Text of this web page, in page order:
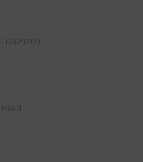
17329269